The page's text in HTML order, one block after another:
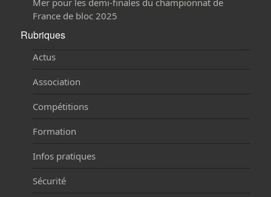
France de bloc 2025
Rubriques
Actus
Association
Compétitions
Formation
Infos pratiques
Sécurité